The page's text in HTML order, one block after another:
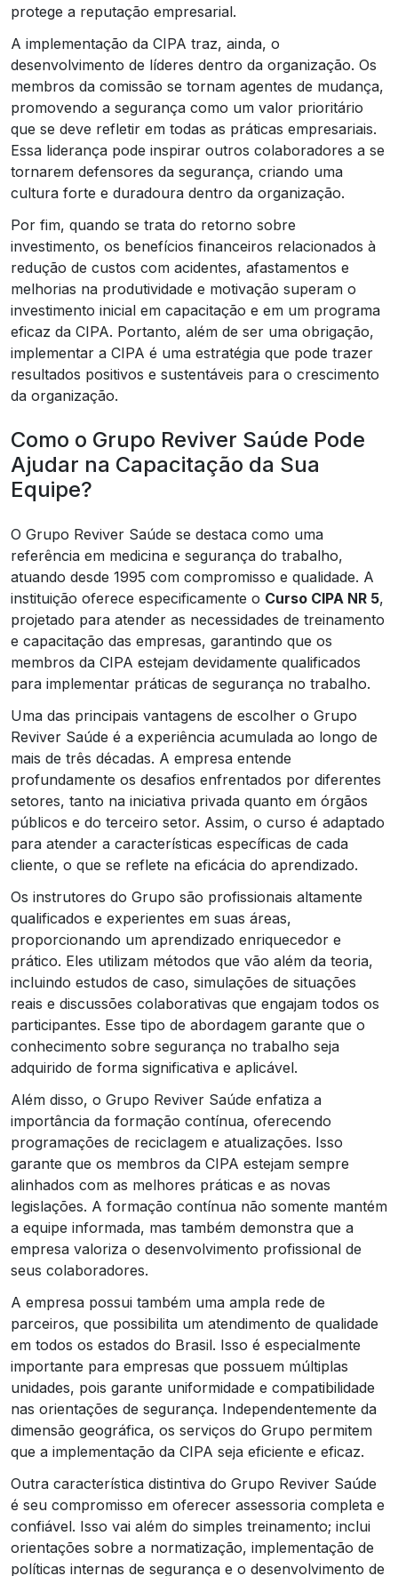
protege a reputação empresarial.
A implementação da CIPA traz, ainda, o
desenvolvimento de líderes dentro da organização. Os
membros da comissão se tornam agentes de mudança,
promovendo a segurança como um valor prioritário
que se deve refletir em todas as práticas empresariais.
Essa liderança pode inspirar outros colaboradores a se
tornarem defensores da segurança, criando uma
cultura forte e duradoura dentro da organização.
Por fim, quando se trata do retorno sobre
investimento, os benefícios financeiros relacionados à
redução de custos com acidentes, afastamentos e
melhorias na produtividade e motivação superam o
investimento inicial em capacitação e em um programa
eficaz da CIPA. Portanto, além de ser uma obrigação,
implementar a CIPA é uma estratégia que pode trazer
resultados positivos e sustentáveis para o crescimento
da organização.
Como o Grupo Reviver Saúde Pode
Ajudar na Capacitação da Sua
Equipe?
O Grupo Reviver Saúde se destaca como uma
referência em medicina e segurança do trabalho,
atuando desde 1995 com compromisso e qualidade. A
instituição oferece especificamente o Curso CIPA NR 5,
projetado para atender as necessidades de treinamento
e capacitação das empresas, garantindo que os
membros da CIPA estejam devidamente qualificados
para implementar práticas de segurança no trabalho.
Uma das principais vantagens de escolher o Grupo
Reviver Saúde é a experiência acumulada ao longo de
mais de três décadas. A empresa entende
profundamente os desafios enfrentados por diferentes
setores, tanto na iniciativa privada quanto em órgãos
públicos e do terceiro setor. Assim, o curso é adaptado
para atender a características específicas de cada
cliente, o que se reflete na eficácia do aprendizado.
Os instrutores do Grupo são profissionais altamente
qualificados e experientes em suas áreas,
proporcionando um aprendizado enriquecedor e
prático. Eles utilizam métodos que vão além da teoria,
incluindo estudos de caso, simulações de situações
reais e discussões colaborativas que engajam todos os
participantes. Esse tipo de abordagem garante que o
conhecimento sobre segurança no trabalho seja
adquirido de forma significativa e aplicável.
Além disso, o Grupo Reviver Saúde enfatiza a
importância da formação contínua, oferecendo
programações de reciclagem e atualizações. Isso
garante que os membros da CIPA estejam sempre
alinhados com as melhores práticas e as novas
legislações. A formação contínua não somente mantém
a equipe informada, mas também demonstra que a
empresa valoriza o desenvolvimento profissional de
seus colaboradores.
A empresa possui também uma ampla rede de
parceiros, que possibilita um atendimento de qualidade
em todos os estados do Brasil. Isso é especialmente
importante para empresas que possuem múltiplas
unidades, pois garante uniformidade e compatibilidade
nas orientações de segurança. Independentemente da
dimensão geográfica, os serviços do Grupo permitem
que a implementação da CIPA seja eficiente e eficaz.
Outra característica distintiva do Grupo Reviver Saúde
é seu compromisso em oferecer assessoria completa e
confiável. Isso vai além do simples treinamento; inclui
orientações sobre a normatização, implementação de
políticas internas de segurança e o desenvolvimento de